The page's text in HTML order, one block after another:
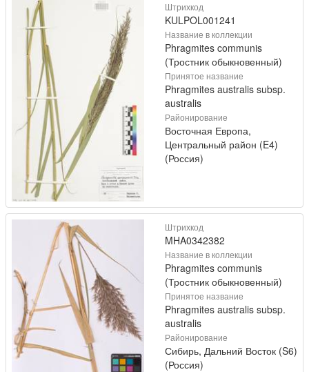
Штрихкод
KULPOL001241
Название в коллекции
Phragmites communis
(Тростник обыкновенный)
Принятое название
Phragmites australis subsp.
australis
Районирование
Восточная Европа,
Центральный район (E4)
(Россия)
Штрихкод
MHA0342382
Название в коллекции
Phragmites communis
(Тростник обыкновенный)
Принятое название
Phragmites australis subsp.
australis
Районирование
Сибирь, Дальний Восток (S6)
(Россия)